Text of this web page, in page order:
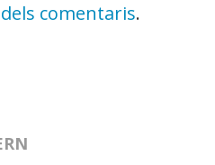
comentaris.